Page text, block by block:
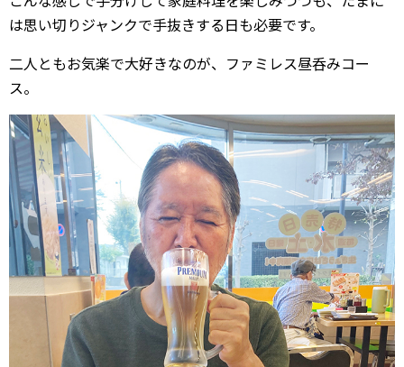
は思い切りジャンクで手抜きする日も必要です。
二人ともお気楽で大好きなのが、ファミレス昼呑みコー
ス。